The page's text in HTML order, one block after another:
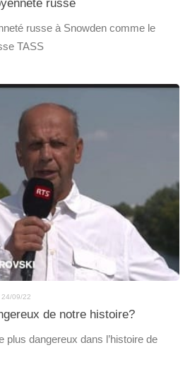
russe
russe à Snowden comme le
TASS
24/09/22
de notre histoire?
dangereux dans l’histoire de